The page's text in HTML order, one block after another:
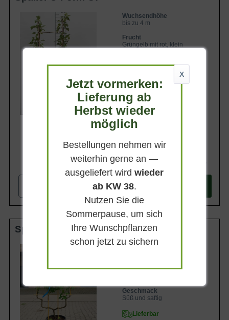
Wuchsendhöhe
bis zu 4 m
Frucht
Grüngelb mit rot, klein
Süß und saftig
Lieferbar
In den
Spalier doppelte U-Form C50
Frucht
Geschmack
Süß und saftig
Lieferbar
X
Jetzt vormerken:
Lieferung ab
Herbst wieder
möglich
Bestellungen nehmen wir
weiterhin gerne an —
ausgeliefert wirdwieder
ab KW 38.
Nutzen Sie die
Sommerpause, um sich
Ihre Wunschpflanzen
schon jetzt zu sichern